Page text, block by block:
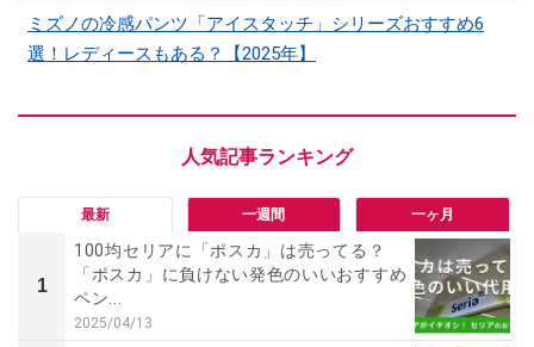
ミズノの冷感パンツ「アイスタッチ」シリーズおすすめ6
選！レディースもある？【2025年】
最新 一週間 一ヶ月
1
100均セリアに「ポスカ」は売ってる？
「ポスカ」に負けない発色のいいおすすめ
ペン...
2025/04/13